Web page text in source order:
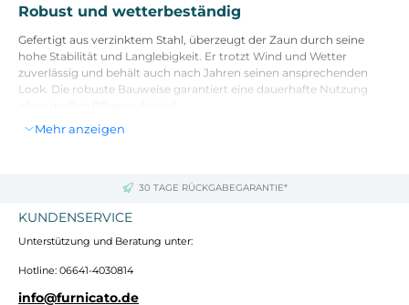
Robust und wetterbeständig
Gefertigt aus verzinktem Stahl, überzeugt der Zaun durch seine
hohe Stabilität und Langlebigkeit. Er trotzt Wind und Wetter
zuverlässig und behält auch nach Jahren seinen ansprechenden
Look. Die robuste Bauweise garantiert eine dauerhafte Nutzung
Montage und flexible Anpassung an verschiedene Außenbereiche.
Zaun bietet vielfältige Einsatzmöglichkeiten für Garten, Terrasse
oder Lounge-Bereiche.
Mehr anzeigen
30 TAGE RÜCKGABEGARANTIE*
KUNDENSERVICE
Unterstützung und Beratung unter:
Hotline: 06641-4030814
info@furnicato.de